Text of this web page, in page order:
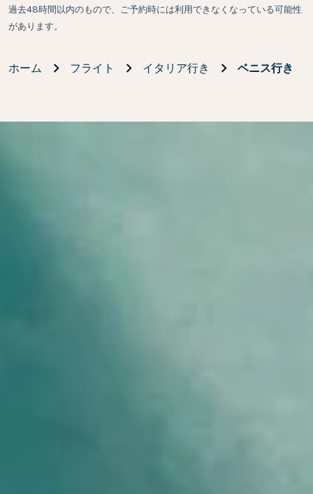
過去48時間以内のもので、ご予約時には利用できなくなっている可能性
があります。
ホーム フライト イタリア行き ベニス行き